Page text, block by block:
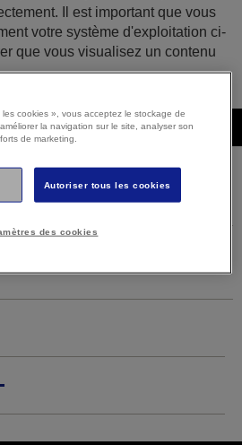
Il est important que vous
votre système d'exploitation ci-
que vous visualisez un contenu
cookies », vous acceptez le stockage de
la navigation sur le site, analyser son
de marketing.
Autoriser tous les cookies
des cookies